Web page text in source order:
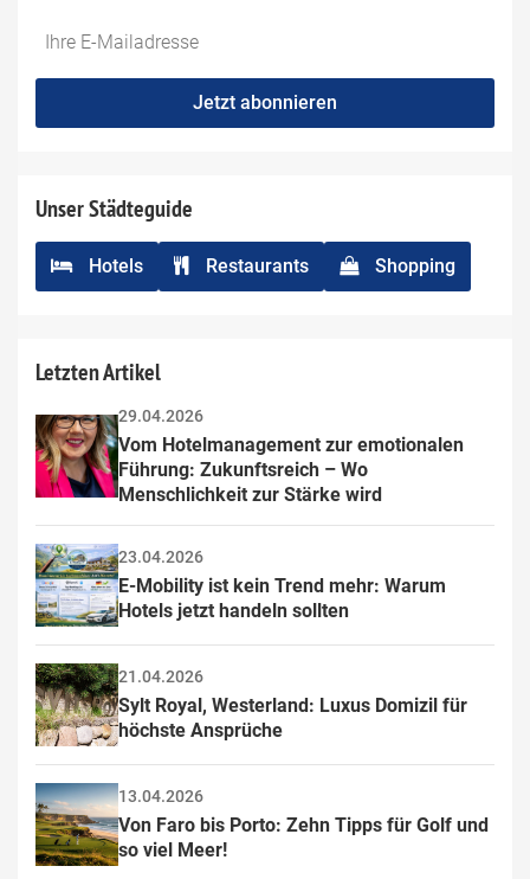
Jetzt abonnieren
Unser Städteguide
Hotels Restaurants Shopping
Letzten Artikel
29.04.2026
Vom Hotelmanagement zur emotionalen
Führung: Zukunftsreich – Wo
Menschlichkeit zur Stärke wird
23.04.2026
E-Mobility ist kein Trend mehr: Warum
Hotels jetzt handeln sollten
21.04.2026
Sylt Royal, Westerland: Luxus Domizil für
höchste Ansprüche
13.04.2026
Von Faro bis Porto: Zehn Tipps für Golf und
so viel Meer!